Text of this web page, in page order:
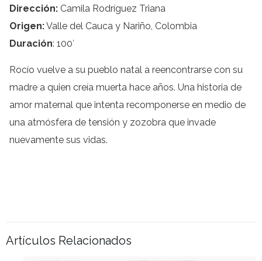
Dirección: Camila Rodríguez Triana
Origen:Valle del Cauca y Nariño, Colombia
Duración: 100′
Rocío vuelve a su pueblo natal a reencontrarse con su
madre a quien creía muerta hace años. Una historia de
amor maternal que intenta recomponerse en medio de
una atmósfera de tensión y zozobra que invade
nuevamente sus vidas.
Artículos Relacionados